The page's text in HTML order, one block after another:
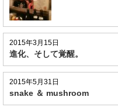
2015年3月15日
進化、そして覚醒。
2015年5月31日
snake ＆ mushroom